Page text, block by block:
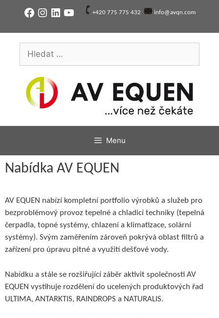
FacebookInstagramLinkedInYouTube +420 775 775 432 info@avqn.com
Menu
Nabídka AV EQUEN
AV EQUEN nabízí kompletní portfolio výrobků a služeb pro
bezproblémový provoz tepelné a chladicí techniky (tepelná
čerpadla, topné systémy, chlazení a klimatizace, solární
systémy). Svým zaměřením zároveň pokrývá oblast filtrů a
zařízení pro úpravu pitné a využití dešťové vody.
Nabídku a stále se rozšiřující záběr aktivit společnosti AV
EQUEN vystihuje rozdělení do ucelených produktových řad
ULTIMA, ANTARKTIS, RAINDROPS a NATURALIS.